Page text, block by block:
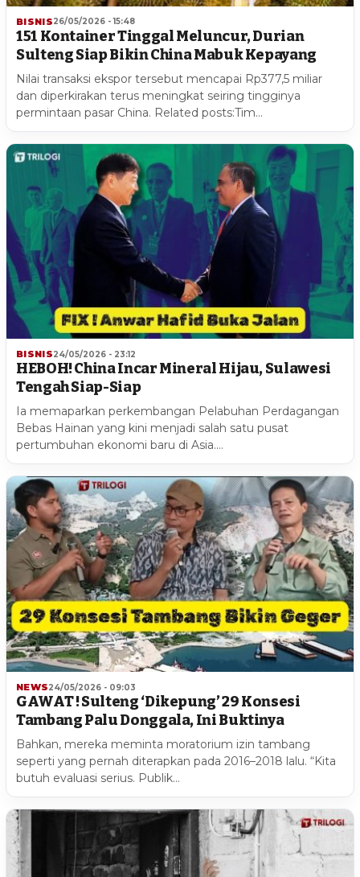
BISNIS26/05/2026 - 15:48
151 Kontainer Tinggal Meluncur, Durian
Sulteng Siap Bikin China Mabuk Kepayang
Nilai transaksi ekspor tersebut mencapai Rp377,5 miliar
dan diperkirakan terus meningkat seiring tingginya
permintaan pasar China. Related posts:Tim…
BISNIS24/05/2026 - 23:12
HEBOH! China Incar Mineral Hijau, Sulawesi
Tengah Siap-Siap
Ia memaparkan perkembangan Pelabuhan Perdagangan
Bebas Hainan yang kini menjadi salah satu pusat
pertumbuhan ekonomi baru di Asia.…
NEWS24/05/2026 - 09:03
GAWAT ! Sulteng ‘Dikepung’ 29 Konsesi
Tambang Palu Donggala, Ini Buktinya
Bahkan, mereka meminta moratorium izin tambang
seperti yang pernah diterapkan pada 2016–2018 lalu. “Kita
butuh evaluasi serius. Publik…